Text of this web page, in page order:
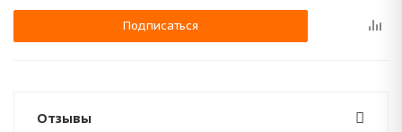
Подписаться
Отзывы